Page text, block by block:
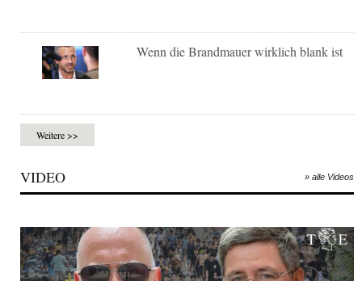
Wenn die Brandmauer wirklich blank ist
Weitere >>
VIDEO » alle Videos